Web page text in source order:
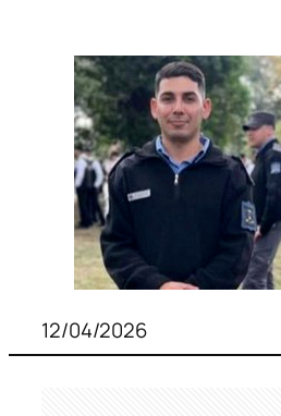
12/04/2026